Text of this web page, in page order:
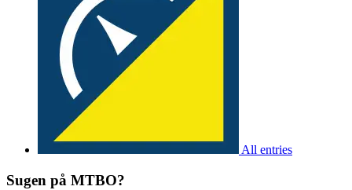
All entries
Sugen på MTBO?